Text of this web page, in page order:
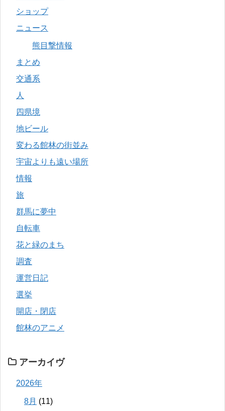
ショップ
ニュース
熊目撃情報
まとめ
交通系
人
四県境
地ビール
変わる館林の街並み
宇宙よりも遠い場所
情報
旅
群馬に夢中
自転車
花と緑のまち
調査
運営日記
選挙
開店・閉店
館林のアニメ
アーカイヴ
2026年
8月 (11)